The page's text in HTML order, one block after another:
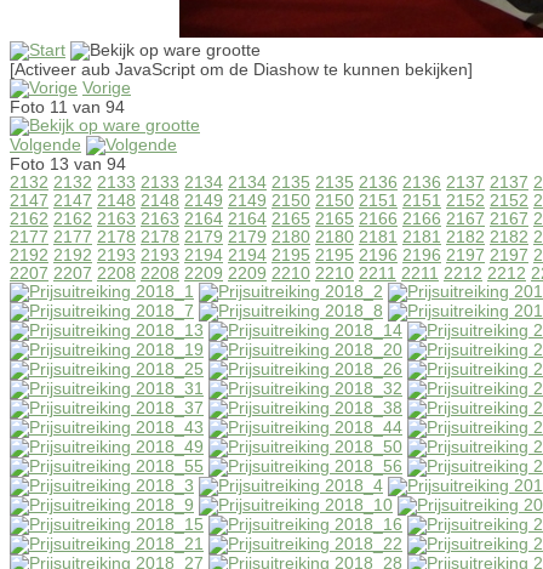
[Activeer aub JavaScript om de Diashow te kunnen bekijken]
Vorige
Foto 11 van 94
Volgende
Foto 13 van 94
2132 2132 2133 2133 2134 2134 2135 2135 2136 2136 2137 2137
2147 2147 2148 2148 2149 2149 2150 2150 2151 2151 2152 2152
2162 2162 2163 2163 2164 2164 2165 2165 2166 2166 2167 2167
2177 2177 2178 2178 2179 2179 2180 2180 2181 2181 2182 2182
2192 2192 2193 2193 2194 2194 2195 2195 2196 2196 2197 2197
2207 2207 2208 2208 2209 2209 2210 2210 2211 2211 2212 2212